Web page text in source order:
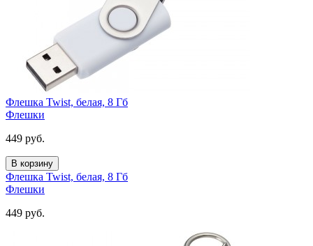
Флешка Twist, белая, 8 Гб
Флешки
449 руб.
В корзину
Флешка Twist, белая, 8 Гб
Флешки
449 руб.